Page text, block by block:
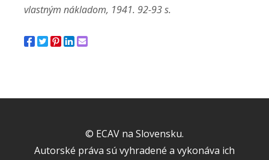
vlastným nákladom, 1941. 92-93 s.
© ECAV na Slovensku.
Autorské práva sú vyhradené a vykonáva ich